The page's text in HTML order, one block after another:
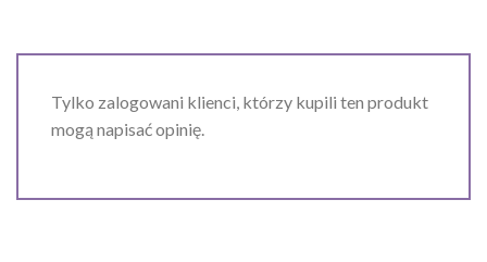
Tylko zalogowani klienci, którzy kupili ten produkt
mogą napisać opinię.